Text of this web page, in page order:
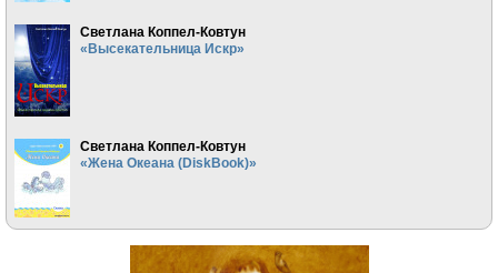
Светлана Коппел-Ковтун
«Высекательница Искр»
Светлана Коппел-Ковтун
«Жена Океана (DiskBook)»